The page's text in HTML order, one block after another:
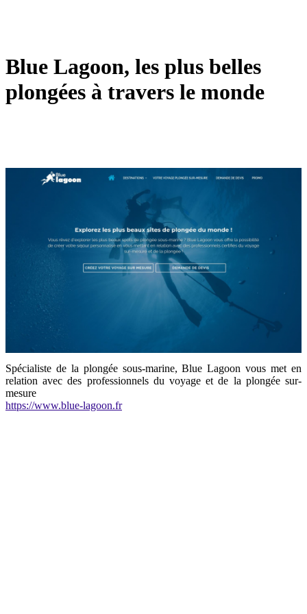
Blue Lagoon, les plus belles
plongées à travers le monde
Spécialiste de la plongée sous-marine, Blue Lagoon vous met en
relation avec des professionnels du voyage et de la plongée sur-
mesure
https://www.blue-lagoon.fr